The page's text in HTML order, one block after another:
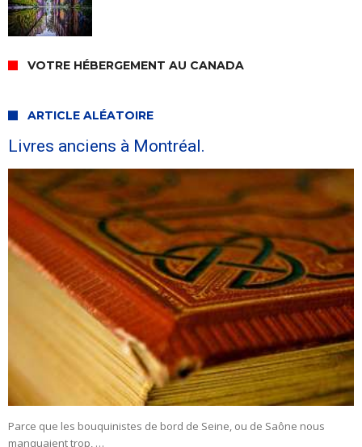
VOTRE HÉBERGEMENT AU CANADA
ARTICLE ALÉATOIRE
Livres anciens à Montréal.
Parce que les bouquinistes de bord de Seine, ou de Saône nous
manquaient trop, …